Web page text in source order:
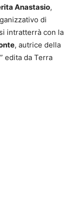
Anastasio,
di
intratterrà con la
, autrice della
” edita da Terra